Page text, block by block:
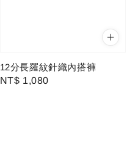
12分長羅紋針織內搭褲
Regular
NT$ 1,080